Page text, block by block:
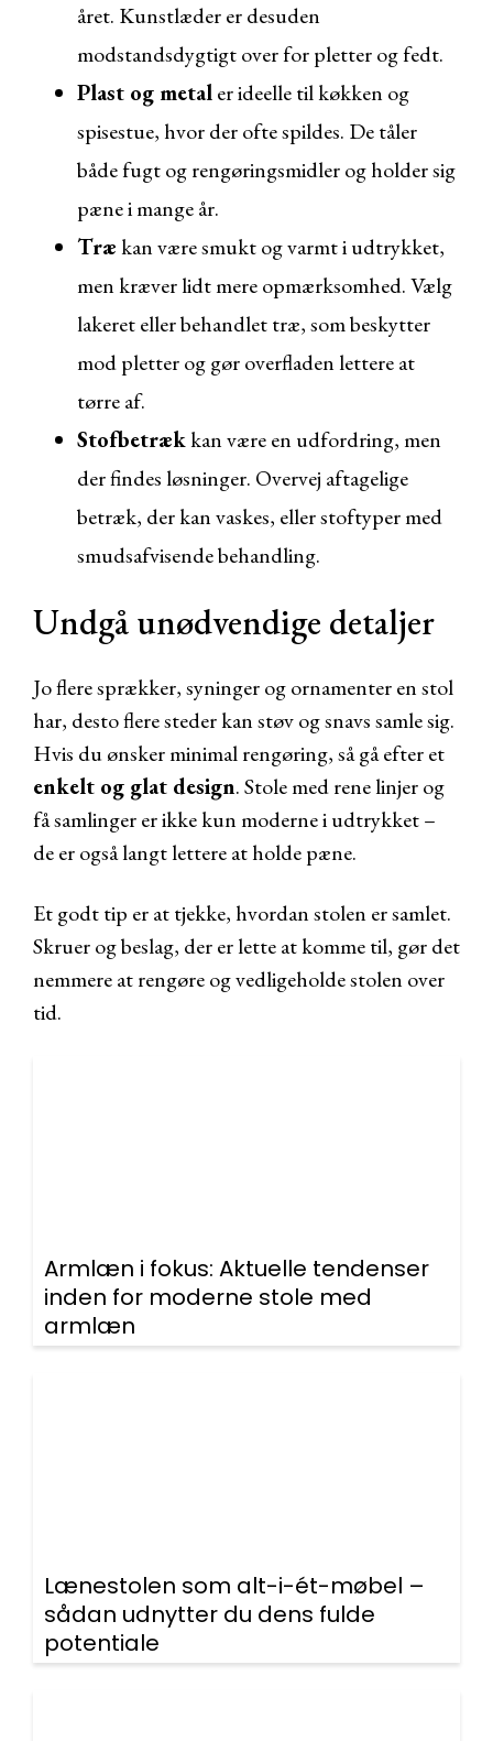
året. Kunstlæder er desuden
modstandsdygtigt over for pletter og fedt.
Plast og metaler ideelle til køkken og
spisestue, hvor der ofte spildes. De tåler
både fugt og rengøringsmidler og holder sig
pæne i mange år.
Trækan være smukt og varmt i udtrykket,
men kræver lidt mere opmærksomhed. Vælg
lakeret eller behandlet træ, som beskytter
mod pletter og gør overfladen lettere at
tørre af.
Stofbetrækkan være en udfordring, men
der findes løsninger. Overvej aftagelige
betræk, der kan vaskes, eller stoftyper med
smudsafvisende behandling.
Undgå unødvendige detaljer
Jo flere sprækker, syninger og ornamenter en stol
har, desto flere steder kan støv og snavs samle sig.
Hvis du ønsker minimal rengøring, så gå efter et
enkelt og glat design. Stole med rene linjer og
få samlinger er ikke kun moderne i udtrykket –
de er også langt lettere at holde pæne.
Et godt tip er at tjekke, hvordan stolen er samlet.
Skruer og beslag, der er lette at komme til, gør det
nemmere at rengøre og vedligeholde stolen over
tid.
Armlæn i fokus: Aktuelle tendenser
inden for moderne stole med
armlæn
Lænestolen som alt-i-ét-møbel –
sådan udnytter du dens fulde
potentiale